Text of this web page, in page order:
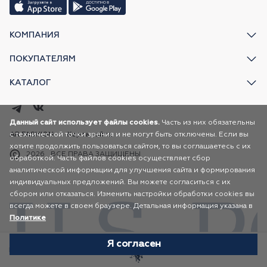
КОМПАНИЯ
ПОКУПАТЕЛЯМ
КАТАЛОГ
2026 ВСЕ ПРАВА ЗАЩИЩЕНЫ
AR FASHION Карта сайта
Данный сайт использует файлы cookies. Часть из них обязательны
с технической точки зрения и не могут быть отключены. Если вы
хотите продолжить пользоваться сайтом, то вы соглашаетесь с их
обработкой. Часть файлов cookies осуществляет сбор
аналитической информации для улучшения сайта и формирования
индивидуальных предложений. Вы можете согласиться с их
сбором или отказаться. Изменить настройки обработки cookies вы
всегда можете в своем браузере. Детальная информация указана в
Политике
Я согласен